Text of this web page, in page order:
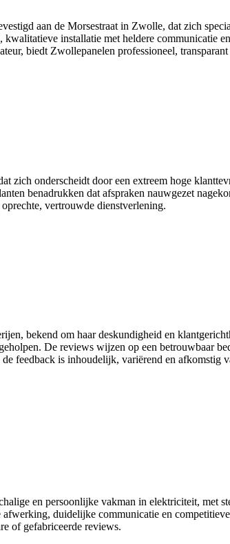
aan de Morsestraat in Zwolle, dat zich
installatie met heldere communicatie
biedt Zwollepanelen professioneel,
zich onderscheidt door een extreem hoge
benadrukken dat afspraken nauwgezet
vertrouwde dienstverlening.
bekend om haar deskundigheid en
De reviews wijzen op een betrouwbaar
feedback is inhoudelijk, variërend en afkomstig
en persoonlijke vakman in elektriciteit, met
duidelijke communicatie en
of gefabriceerde reviews.